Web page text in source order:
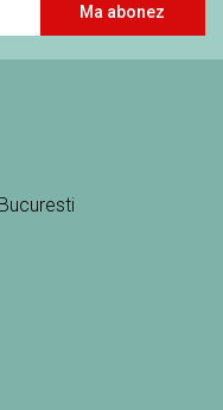
Ma abonez